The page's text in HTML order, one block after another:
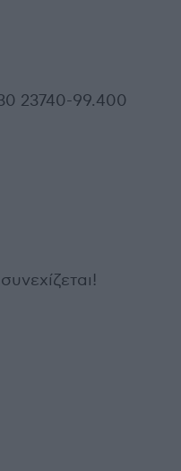
23740-99.400